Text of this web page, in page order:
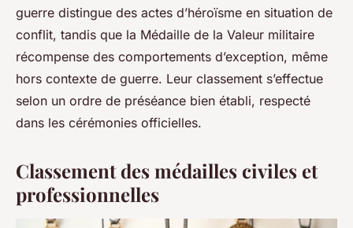
guerre distingue des actes d’héroïsme en situation de
conflit, tandis que la Médaille de la Valeur militaire
récompense des comportements d’exception, même
hors contexte de guerre. Leur classement s’effectue
selon un ordre de préséance bien établi, respecté
dans les cérémonies officielles.
Classement des médailles civiles et
professionnelles